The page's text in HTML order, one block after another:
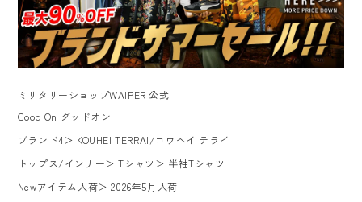
ミリタリーショップWAIPER 公式
Good On グッドオン
ブランド4＞ KOUHEI TERRAI/コウヘイ テライ
トップス/インナー＞Tシャツ ＞ 半袖Tシャツ
Newアイテム入荷＞2026年5月入荷